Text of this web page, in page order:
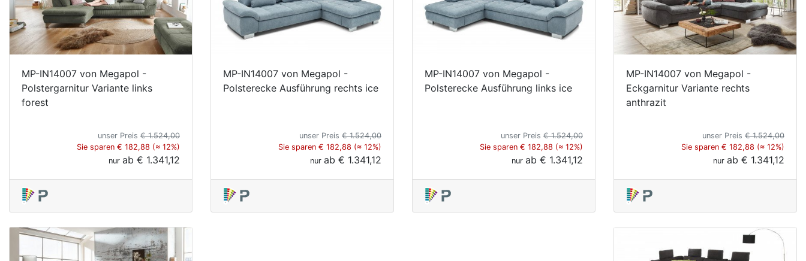
MP-IN14007 von Megapol -
Polstergarnitur Variante links
forest
unser Preis € 1.524,00
Sie sparen € 182,88 (≈ 12%)
nur ab € 1.341,12
MP-IN14007 von Megapol -
Polsterecke Ausführung rechts ice
unser Preis € 1.524,00
Sie sparen € 182,88 (≈ 12%)
nur ab € 1.341,12
MP-IN14007 von Megapol -
Polsterecke Ausführung links ice
unser Preis € 1.524,00
Sie sparen € 182,88 (≈ 12%)
nur ab € 1.341,12
MP-IN14007 von Megapol -
Eckgarnitur Variante rechts
anthrazit
unser Preis € 1.524,00
Sie sparen € 182,88 (≈ 12%)
nur ab € 1.341,12